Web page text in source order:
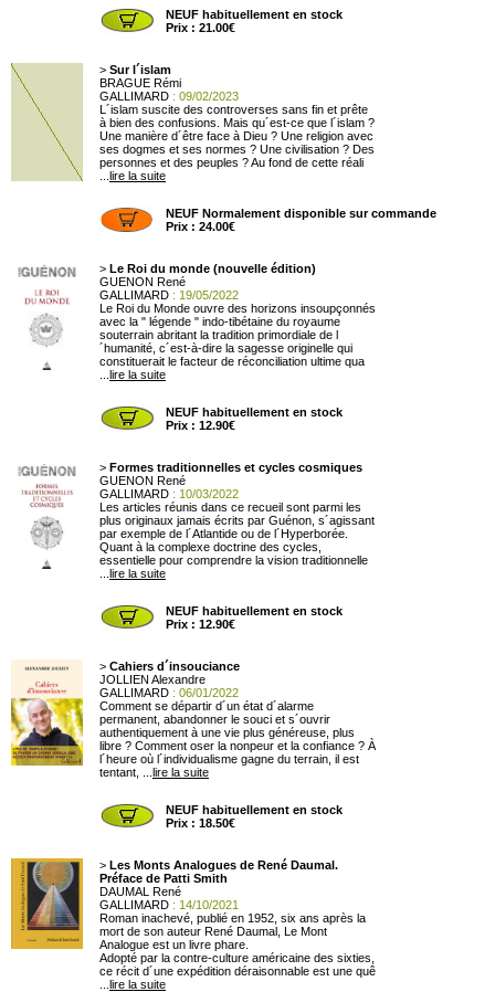
NEUF habituellement en stock
Prix : 21.00€
> Sur l´islam
BRAGUE Rémi
GALLIMARD : 09/02/2023
L´islam suscite des controverses sans fin et prête
à bien des confusions. Mais qu´est-ce que l´islam ?
Une manière d´être face à Dieu ? Une religion avec
ses dogmes et ses normes ? Une civilisation ? Des
personnes et des peuples ? Au fond de cette réali
lire la suite
NEUF Normalement disponible sur commande
Prix : 24.00€
> Le Roi du monde (nouvelle édition)
GUENON René
GALLIMARD : 19/05/2022
Le Roi du Monde ouvre des horizons insoupçonnés
avec la " légende " indo-tibétaine du royaume
souterrain abritant la tradition primordiale de l
´humanité, c´est-à-dire la sagesse originelle qui
constituerait le facteur de réconciliation ultime qua
lire la suite
NEUF habituellement en stock
Prix : 12.90€
> Formes traditionnelles et cycles cosmiques
GUENON René
GALLIMARD : 10/03/2022
Les articles réunis dans ce recueil sont parmi les
plus originaux jamais écrits par Guénon, s´agissant
par exemple de l´Atlantide ou de l´Hyperborée.
Quant à la complexe doctrine des cycles,
essentielle pour comprendre la vision traditionnelle
lire la suite
NEUF habituellement en stock
Prix : 12.90€
> Cahiers d´insouciance
JOLLIEN Alexandre
GALLIMARD : 06/01/2022
Comment se départir d´un état d´alarme
permanent, abandonner le souci et s´ouvrir
authentiquement à une vie plus généreuse, plus
libre ? Comment oser la nonpeur et la confiance ? À
l´heure où l´individualisme gagne du terrain, il est
tentant, ... lire la suite
NEUF habituellement en stock
Prix : 18.50€
> Les Monts Analogues de René Daumal.
Préface de Patti Smith
DAUMAL René
GALLIMARD : 14/10/2021
Roman inachevé, publié en 1952, six ans après la
mort de son auteur René Daumal, Le Mont
Analogue est un livre phare.
Adopté par la contre-culture américaine des sixties,
ce récit d´une expédition déraisonnable est une quê
lire la suite